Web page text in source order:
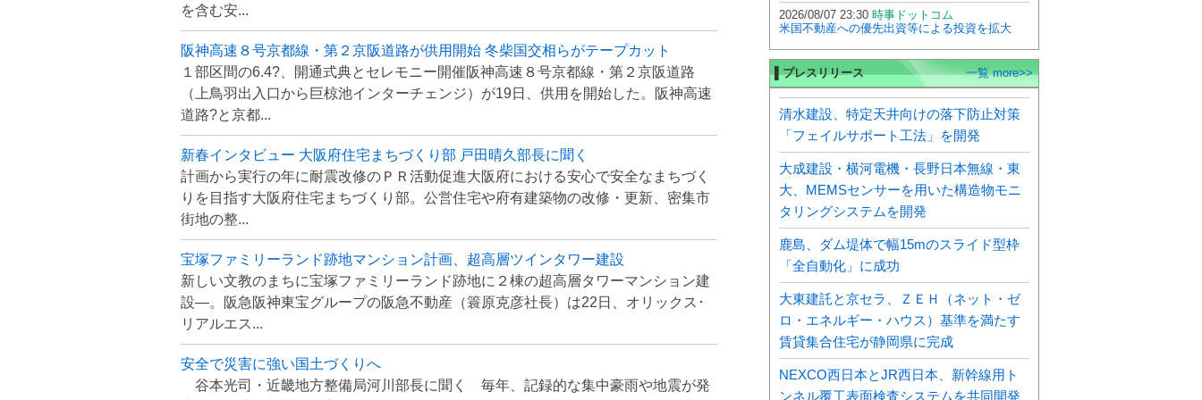
を含む安...
阪神高速８号京都線・第２京阪道路が供用開始 冬柴国交相らがテープカット
１部区間の6.4?、開通式典とセレモニー開催阪神高速８号京都線・第２京阪道路
（上鳥羽出入口から巨椋池インターチェンジ）が19日、供用を開始した。阪神高速
道路?と京都...
新春インタビュー 大阪府住宅まちづくり部 戸田晴久部長に聞く
計画から実行の年に耐震改修のＰＲ活動促進大阪府における安心で安全なまちづく
りを目指す大阪府住宅まちづくり部。公営住宅や府有建築物の改修・更新、密集市
街地の整...
宝塚ファミリーランド跡地マンション計画、超高層ツインタワー建設
新しい文教のまちに宝塚ファミリーランド跡地に２棟の超高層タワーマンション建
設―。阪急阪神東宝グループの阪急不動産（簑原克彦社長）は22日、オリックス･
リアルエス...
安全で災害に強い国土づくりへ
谷本光司・近畿地方整備局河川部長に聞く 毎年、記録的な集中豪雨や地震が発
2026/08/07 23:30 時事ドットコム
米国不動産への優先出資等による投資を拡大
▌プレスリリース 一覧 more>>
清水建設、特定天井向けの落下防止対策
「フェイルサポート工法」を開発
大成建設・横河電機・長野日本無線・東
大、MEMSセンサーを用いた構造物モニ
タリングシステムを開発
鹿島、ダム堤体で幅15mのスライド型枠
「全自動化」に成功
大東建託と京セラ、ＺＥＨ（ネット・ゼ
ロ・エネルギー・ハウス）基準を満たす
賃貸集合住宅が静岡県に完成
NEXCO西日本とJR西日本、新幹線用ト
ンネル覆工表面検査システムを共同開発